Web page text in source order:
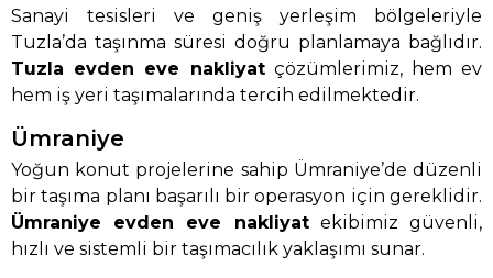
Sanayi tesisleri ve geniş yerleşim bölgeleriyle
Tuzla’da taşınma süresi doğru planlamaya bağlıdır.
Tuzla evden eve nakliyatçözümlerimiz, hem ev
hem iş yeri taşımalarında tercih edilmektedir.
Ümraniye
Yoğun konut projelerine sahip Ümraniye’de düzenli
bir taşıma planı başarılı bir operasyon için gereklidir.
Ümraniye evden eve nakliyatekibimiz güvenli,
hızlı ve sistemli bir taşımacılık yaklaşımı sunar.